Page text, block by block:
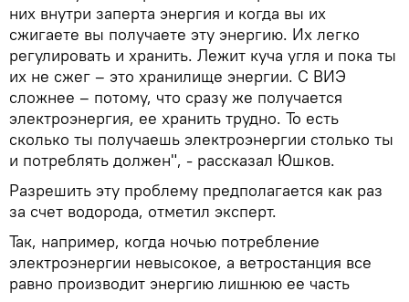
них внутри заперта энергия и когда вы их
сжигаете вы получаете эту энергию. Их легко
регулировать и хранить. Лежит куча угля и пока ты
их не сжег – это хранилище энергии. С ВИЭ
сложнее – потому, что сразу же получается
электроэнергия, ее хранить трудно. То есть
сколько ты получаешь электроэнергии столько ты
и потреблять должен", - рассказал Юшков.
Разрешить эту проблему предполагается как раз
за счет водорода, отметил эксперт.
Так, например, когда ночью потребление
электроэнергии невысокое, а ветростанция все
равно производит энергию лишнюю ее часть